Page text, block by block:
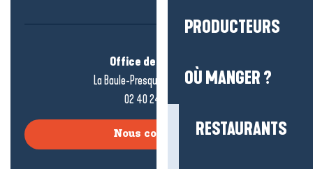
PRODUCTEURS
OÙ MANGER ?
RESTAURANTS
Office de tourisme
La Baule-Presqu’île de Guérande
02 40 24 34 44
Nous contacter